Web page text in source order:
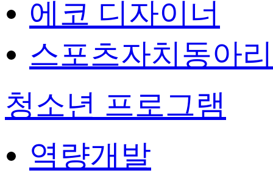
에코 디자이너
스포츠자치동아리
청소년 프로그램
역량개발